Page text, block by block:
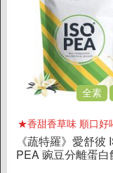
全素
★香甜香草味 順口好
《蔬特羅》愛舒彼
PEA 豌豆分離蛋白